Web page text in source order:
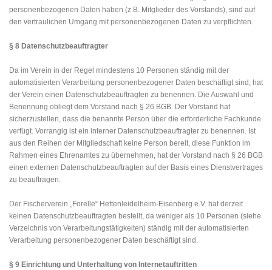
personenbezogenen Daten haben (z.B. Mitglieder des Vorstands), sind auf
den vertraulichen Umgang mit personenbezogenen Daten zu verpflichten.
§ 8 Datenschutzbeauftragter
Da im Verein in der Regel mindestens 10 Personen ständig mit der
automatisierten Verarbeitung personenbezogener Daten beschäftigt sind, hat
der Verein einen Datenschutzbeauftragten zu benennen. Die Auswahl und
Benennung obliegt dem Vorstand nach § 26 BGB. Der Vorstand hat
sicherzustellen, dass die benannte Person über die erforderliche Fachkunde
verfügt. Vorrangig ist ein interner Datenschutzbeauftragter zu benennen. Ist
aus den Reihen der Mitgliedschaft keine Person bereit, diese Funktion im
Rahmen eines Ehrenamtes zu übernehmen, hat der Vorstand nach § 26 BGB
einen externen Datenschutzbeauftragten auf der Basis eines Dienstvertrages
zu beauftragen.
Der Fischerverein „Forelle“ Hettenleidelheim-Eisenberg e.V. hat derzeit
keinen Datenschutzbeauftragten bestellt, da weniger als 10 Personen (siehe
Verzeichnis von Verarbeitungstätigkeiten) ständig mit der automatisierten
Verarbeitung personenbezogener Daten beschäftigt sind.
§ 9 Einrichtung und Unterhaltung von Internetauftritten